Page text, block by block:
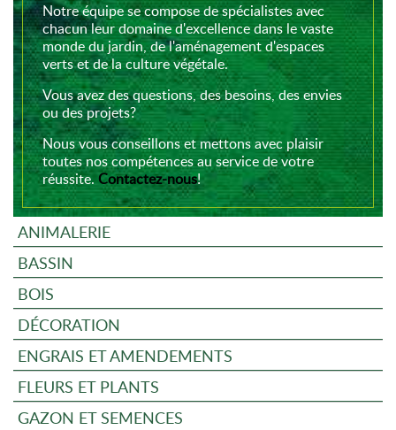
Notre équipe se compose de spécialistes avec
chacun leur domaine d'excellence dans le vaste
monde du jardin, de l'aménagement d'espaces
verts et de la culture végétale.
Vous avez des questions, des besoins, des envies
ou des projets?
Nous vous conseillons et mettons avec plaisir
toutes nos compétences au service de votre
réussite.Contactez-nous!
ANIMALERIE
BASSIN
BOIS
DÉCORATION
ENGRAIS ET AMENDEMENTS
FLEURS ET PLANTS
GAZON ET SEMENCES